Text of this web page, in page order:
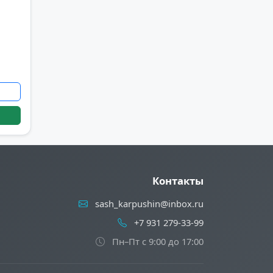
Контакты
sash_karpushin@inbox.ru
+7 931 279-33-99
Пн–Пт с 9:00 до 17:00